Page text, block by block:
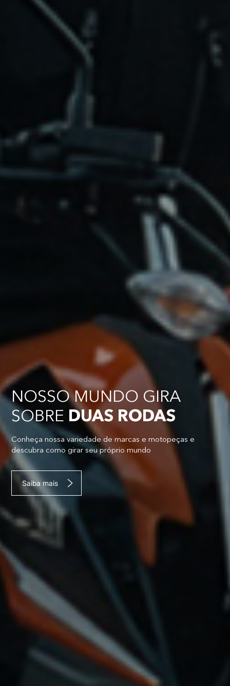
NOSSO MUNDO GIRA
SOBRE DUAS RODAS
Conheça nossa variedade de marcas e motopeças e
descubra como girar seu próprio mundo
Saiba mais